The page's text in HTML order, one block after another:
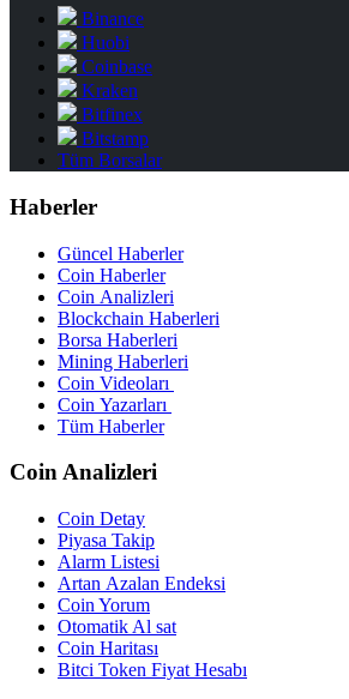
Binance
Huobi
Coinbase
Kraken
Bitfinex
Bitstamp
Tüm Borsalar
Haberler
Güncel Haberler
Coin Haberler
Coin Analizleri
Blockchain Haberleri
Borsa Haberleri
Mining Haberleri
Coin Videoları
Coin Yazarları
Tüm Haberler
Coin Analizleri
Coin Detay
Piyasa Takip
Alarm Listesi
Artan Azalan Endeksi
Coin Yorum
Otomatik Al sat
Coin Haritası
Bitci Token Fiyat Hesabı